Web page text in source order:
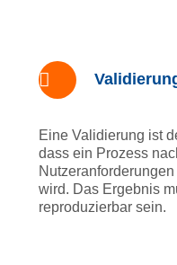
Eine Validierung ist
dass ein Prozess
wird. Das Ergebnis
reproduzierbar sein.